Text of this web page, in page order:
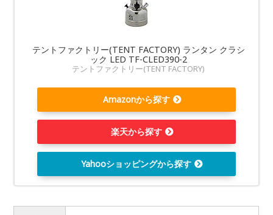
テントファクトリー(TENT FACTORY) ランタン クラシ
ック LED TF-CLED390-2
テントファクトリー(TENT FACTORY)
Amazonから探す
楽天から探す
Yahooショッピングから探す